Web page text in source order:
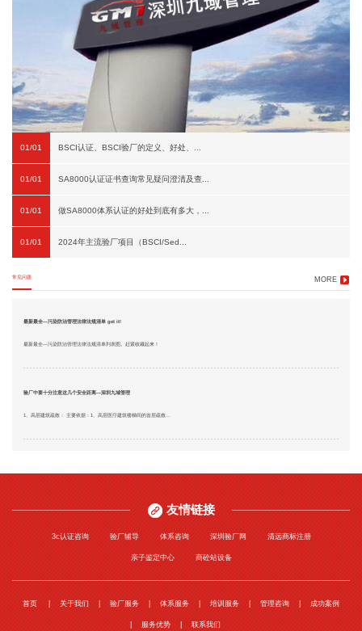
01/01 BSCI认证、BSCI验厂的定义、好处、...
01/01 SA8000认证证书查询常见疑问澄清及查...
01/01 做SA8000体系认证的好处到底有多大，...
01/01 2024年主流验厂项目（BSCI/Sed...
常见问题 MORE
最新最全—污染防治管理法律法规清单 get it!
最新最全—污染防治管理法律法规清单列表图。赶紧收藏起来！
验厂中要十分注意这几个安全距离—深圳九域管理
1、高层建筑疏散： 主要依据：1、高层医疗建筑楼梯间的首层疏散...
友情链接
3c认证咨询 验厂辅导 体系咨询 深圳验厂网 清远商标注册
亲子鉴定中心 商砼站设备
首页 关于我们 验厂服务 体系服务 培训服务 管理咨询 成功案例
服务优势 联系我们